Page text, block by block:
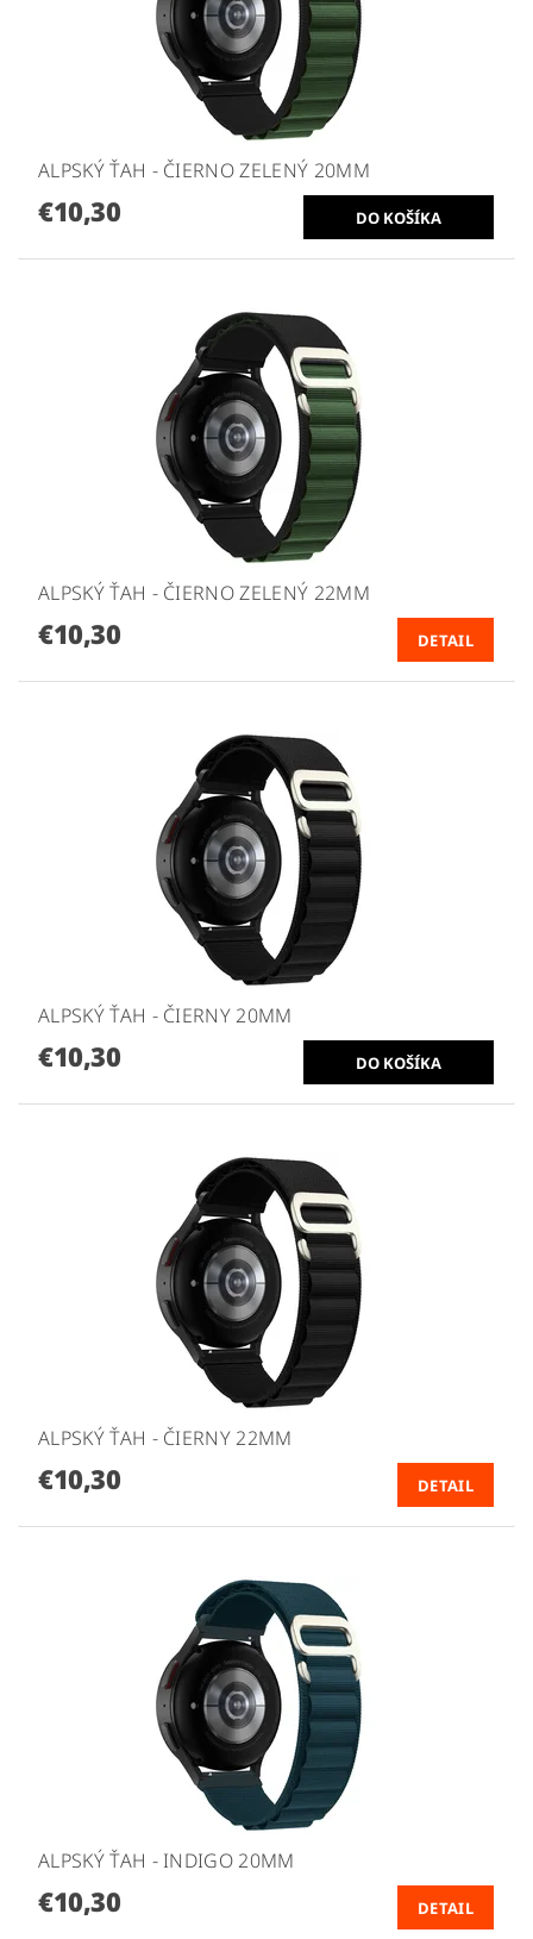
ALPSKÝ ŤAH - ČIERNO ZELENÝ 20MM
€10,30
ALPSKÝ ŤAH - ČIERNO ZELENÝ 22MM
€10,30 DETAIL
ALPSKÝ ŤAH - ČIERNY 20MM
€10,30
ALPSKÝ ŤAH - ČIERNY 22MM
€10,30 DETAIL
ALPSKÝ ŤAH - INDIGO 20MM
€10,30 DETAIL